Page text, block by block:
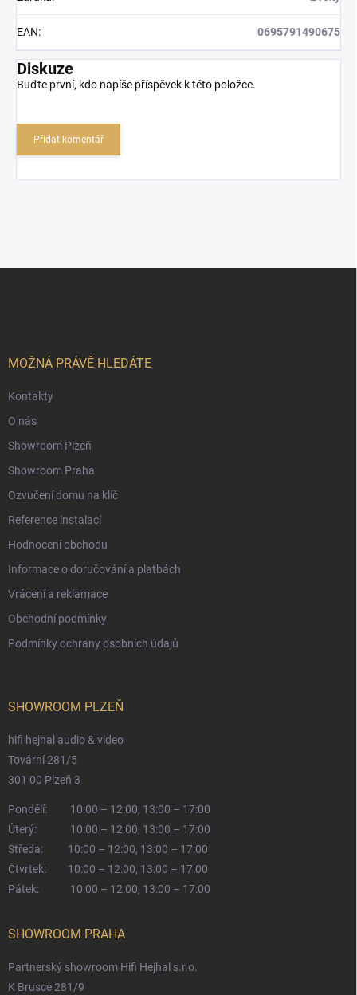
EAN: 0695791490675
Diskuze
Buďte první, kdo napíše příspěvek k této položce.
Přidat komentář
MOŽNÁ PRÁVĚ HLEDÁTE
Kontakty
O nás
Showroom Plzeň
Showroom Praha
Ozvučení domu na klíč
Reference instalací
Hodnocení obchodu
Informace o doručování a platbách
Vrácení a reklamace
Obchodní podmínky
Podmínky ochrany osobních údajů
SHOWROOM PLZEŇ
hifi hejhal audio & video
Tovární 281/5
301 00 Plzeň 3
Pondělí:
10:00 – 12:00, 13:00 – 17:00
Úterý:
10:00 – 12:00, 13:00 – 17:00
Středa:
10:00 – 12:00, 13:00 – 17:00
Čtvrtek:
10:00 – 12:00, 13:00 – 17:00
Pátek:
10:00 – 12:00, 13:00 – 17:00
SHOWROOM PRAHA
Partnerský showroom Hifi Hejhal s.r.o.
K Brusce 281/9